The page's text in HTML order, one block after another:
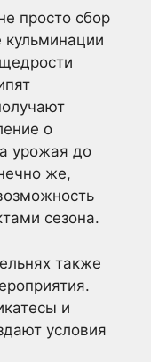
просто сбор
кульминации
о
урожая до
же,
сезона.
также
и
условия